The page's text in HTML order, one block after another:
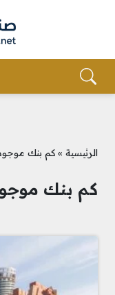
الرئيسية » كم بنك
كم بنك